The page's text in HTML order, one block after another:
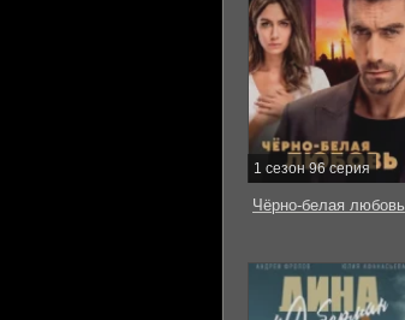
1 сезон 96 серия
Чёрно-белая любовь